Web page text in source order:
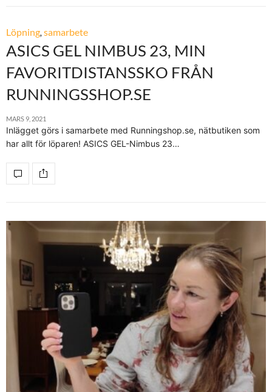
Löpning samarbete
ASICS GEL NIMBUS 23, MIN
FAVORITDISTANSSKO FRÅN
RUNNINGSSHOP.SE
MARS 9, 2021
Inlägget görs i samarbete med Runningshop.se, nätbutiken som
har allt för löparen! ASICS GEL-Nimbus 23…